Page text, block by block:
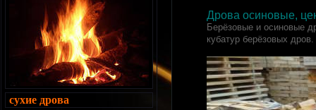
Дрова осиновые,
Берёзовые и осиновые
кубатур берёзовых
сухие дрова